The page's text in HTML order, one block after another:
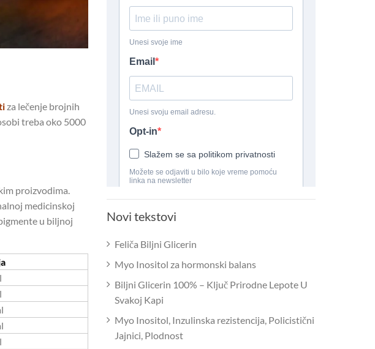
za lečenje brojnih
treba oko 5000
proizvodima.
medicinskoj
u biljnoj
Novi tekstovi
Feliča Biljni Glicerin
Myo Inositol za hormonski balans
Biljni Glicerin 100% – Ključ Prirodne Lepote U
Svakoj Kapi
Myo Inositol, Inzulinska rezistencija, Policistični
Jajnici, Plodnost